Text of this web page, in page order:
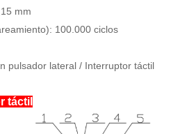
mm
100.000 ciclos
pulsador lateral / Interruptor táctil
táctil